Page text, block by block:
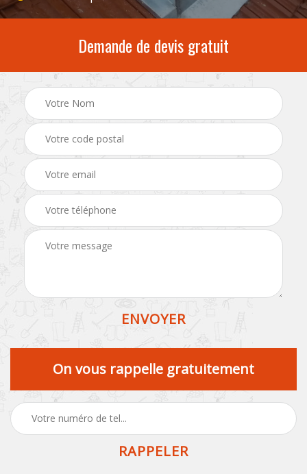
Demande de devis gratuit
On vous rappelle gratuitement